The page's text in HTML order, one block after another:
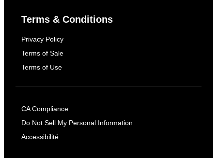
Terms & Conditions
Privacy Policy
Terms of Sale
Terms of Use
CA Compliance
Do Not Sell My Personal Information
Accessibilité